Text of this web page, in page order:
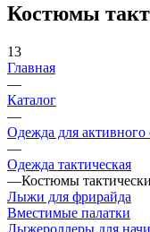
Костюмы
13
Главная
—
Каталог
—
Одежда для активного
—
Одежда тактическая
—Костюмы
Лыжи для фрирайда
Вместимые палатки
Лыжероллеры для